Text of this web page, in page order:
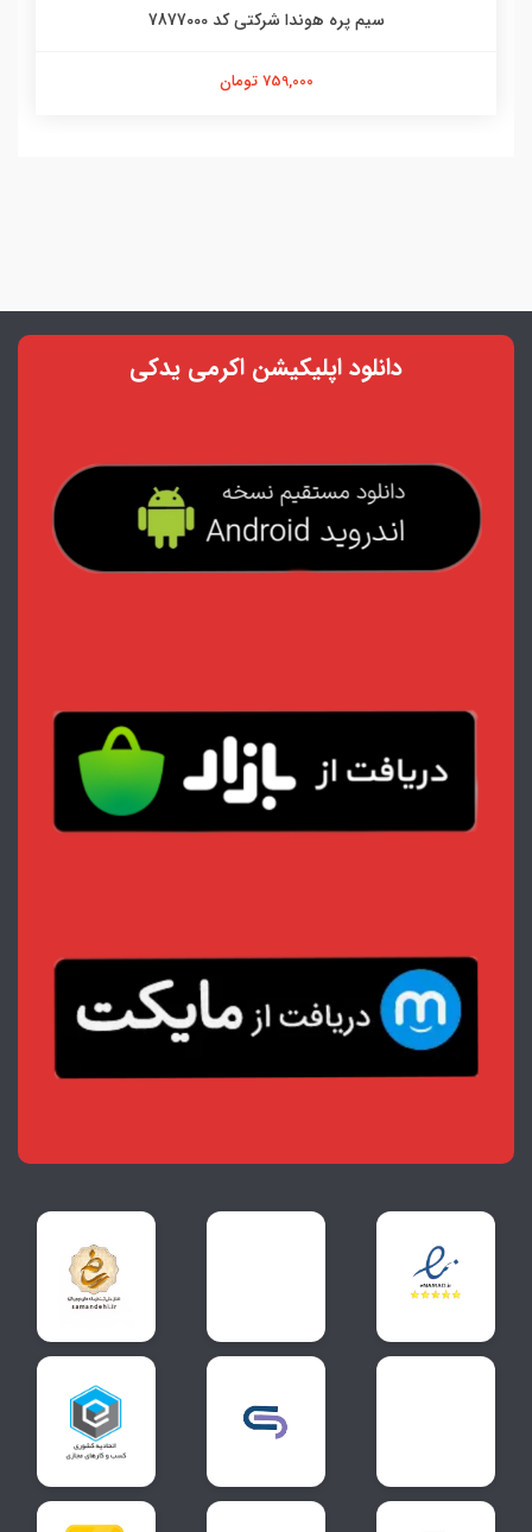
سیم پره هوندا شرکتی کد 7877000
759,000 تومان
دانلود اپلیکیشن اکرمی یدکی